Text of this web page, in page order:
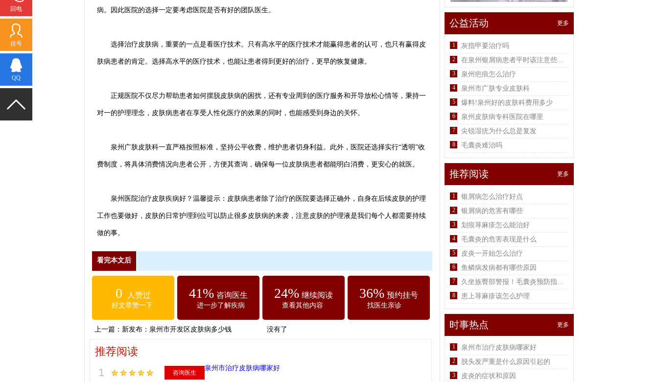
病。因此医院的选择一定要考虑医院是否有好的团队医生。
选择治疗皮肤病，重要的一点是看医疗技术。只有高水平的医疗技术才能赢得患者的认可，也只有赢得皮
肤病患者的肯定。选择高水平的医疗技术，也能让患者得到更好的治疗，更早的恢复健康。
正规医院不仅尽力帮助患者如何摆脱皮肤病的困扰，还有专业周到的医疗服务和开导放松心情等，秉持一
对一的护理理念，皮肤病患者在享受人性化医疗的效果的同时，也能感受到身边的关怀。
泉州广肤皮肤科一直严格按照标准，坚持公平收费，维护患者切身利益。此外，医院还选择实行“透明”收
费制度，将具体消费情况向患者公开，方便其查询，确保每一位皮肤病患者都能明白消费，更安心的就医。
泉州医院治疗皮肤疾病好？温馨提示：皮肤病患者除了治疗的医院要选择正确外，自身在后续皮肤的护理
工作也要做好，皮肤的日常护理到位可以防止很多皮肤病的来袭，注意皮肤的护理液是我们每个人都需要持续
做的事。
看完本文后
0 人赞过
好文章赞一下
41% 咨询医生
进一步了解疾病
24% 继续阅读
查看其他内容
36% 预约挂号
找医生亲诊
上一篇： 新发布：泉州市开发区皮肤病多少钱 没有了
推荐阅读
1
泉州市治疗皮肤病哪家好
咨询医生
公益活动 更多
1 灰指甲要治疗吗
2 在泉州银屑病患者平时该注意些...
3 泉州疤痕怎么治疗
4 泉州市广肤专业皮肤科
5 爆料!泉州好的皮肤科费用多少
6 泉州皮肤病专科医院在哪里
7 尖锐湿疣为什么总是复发
8 毛囊炎难治吗
推荐阅读 更多
1 银屑病怎么治疗好点
2 银屑病的危害有哪些
3 划痕荨麻疹怎么能治好
4 毛囊炎的危害表现是什么
5 皮炎一开始怎么治疗
6 鱼鳞病发病都有哪些原因
7 久坐族臀部警报！毛囊炎预防指...
8 患上荨麻疹该怎么护理
时事热点 更多
1 泉州市治疗皮肤病哪家好
2 脱头发严重是什么原因引起的
3 皮炎的症状和原因
回电
挂号
QQ